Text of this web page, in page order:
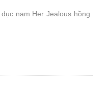
nam Her Jealous hồng